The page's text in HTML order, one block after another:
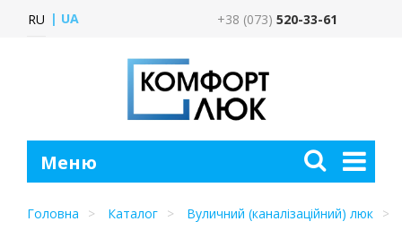
RU UA +38 (073) 520-33-61
Головна Каталог Вуличний (каналізаційний) люк